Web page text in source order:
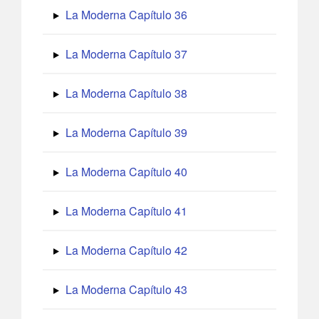
La Moderna Capítulo 36
La Moderna Capítulo 37
La Moderna Capítulo 38
La Moderna Capítulo 39
La Moderna Capítulo 40
La Moderna Capítulo 41
La Moderna Capítulo 42
La Moderna Capítulo 43